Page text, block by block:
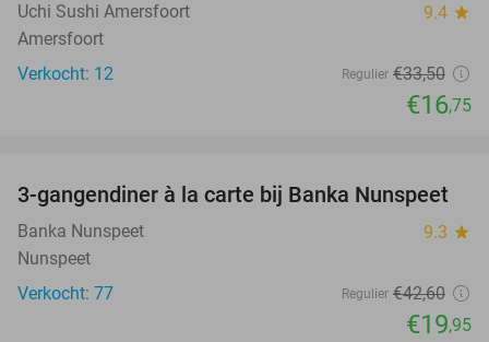
Uchi Sushi Amersfoort 9.4 star
Amersfoort
Verkocht: 12
Regulier €33,50
€16,75
53%
NEW
TODAY
3-gangendiner à la carte bij Banka Nunspeet
Banka Nunspeet 9.3 star
Nunspeet
Verkocht: 77
Regulier €42,60
€19,95